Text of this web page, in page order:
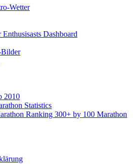
Wetter
Enthusisasts Dashboard
Bilder
2010
Statistics
Ranking 300+ by 100 Marathon